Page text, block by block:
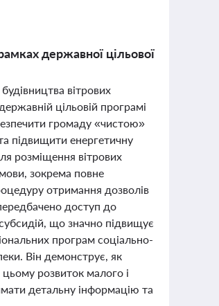
державної цільової
вітрових
цільовій програмі
громаду «чистою»
підвищити енергетичну
розміщення вітрових
зокрема повне
отримання дозволів
доступ до
що значно підвищує
програм соціально-
Він демонструє, як
розвиток малого і
детальну інформацію та